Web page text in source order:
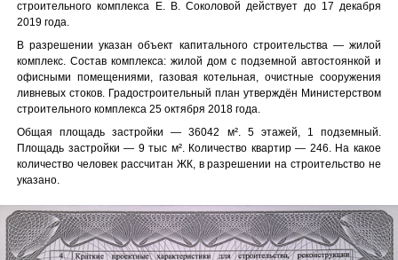
строительного комплекса Е. В. Соколовой действует до 17 декабря
2019 года.
В разрешении указан объект капитального строительства — жилой
комплекс. Состав комплекса: жилой дом с подземной автостоянкой и
офисными помещениями, газовая котельная, очистные сооружения
ливневых стоков. Градостроительный план утверждён Министерством
строительного комплекса 25 октября 2018 года.
Общая площадь застройки — 36042 м². 5 этажей, 1 подземный.
Площадь застройки — 9 тыс м². Количество квартир — 246. На какое
количество человек рассчитан ЖК, в разрешении на строительство не
указано.